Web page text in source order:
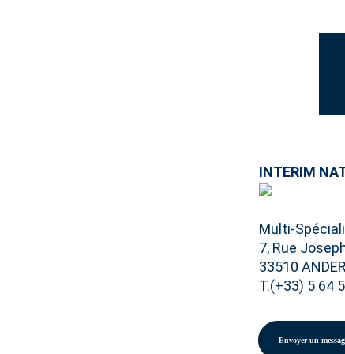
INTERIM
Multi-
7, Rue
33510
T.(+33) 5 64
Envoyer un